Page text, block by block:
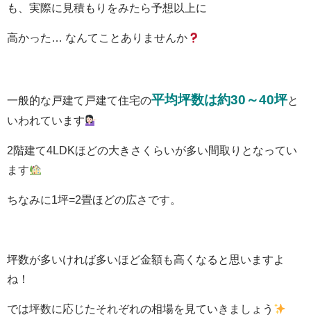
も、実際に見積もりをみたら予想以上に
高かった… なんてことありませんか
一般的な戸建て戸建て住宅の平均坪数は約30～40坪と
いわれています
2階建て4LDKほどの大きさくらいが多い間取りとなってい
ます
ちなみに1坪=2畳ほどの広さです。
坪数が多いければ多いほど金額も高くなると思いますよ
ね！
では坪数に応じたそれぞれの相場を見ていきましょう